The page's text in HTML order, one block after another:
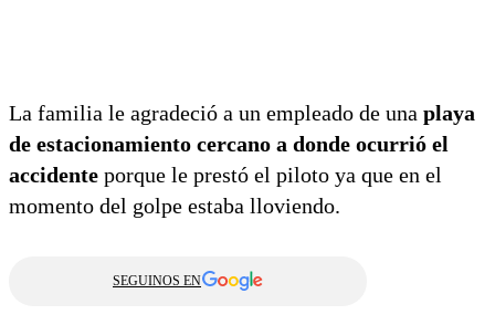
La familia le agradeció a un empleado de una playa
de estacionamiento cercano a donde ocurrió el
accidente porque le prestó el piloto ya que en el
momento del golpe estaba lloviendo.
SEGUINOS EN